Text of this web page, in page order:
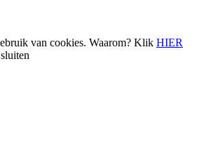
van cookies. Waarom? Klik HIER
sluiten